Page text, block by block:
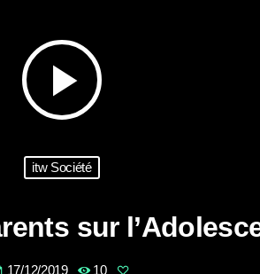
play_arrow
itw Société
sur
17/12/2019 10